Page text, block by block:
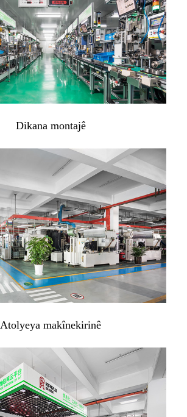
Dikana montajê
Atolyeya makînekirinê